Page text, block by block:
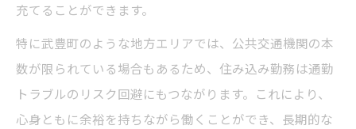
充てることができます。
特に武豊町のような地方エリアでは、公共交通機関の本
数が限られている場合もあるため、住み込み勤務は通勤
トラブルのリスク回避にもつながります。これにより、
心身ともに余裕を持ちながら働くことができ、長期的な